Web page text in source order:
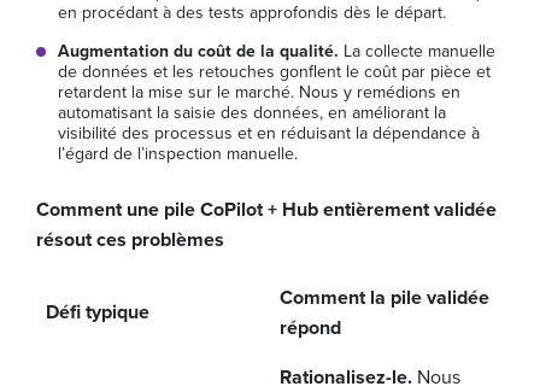
en procédant à des tests approfondis dès le départ.
Augmentation du coût de la qualité. La collecte manuelle
de données et les retouches gonflent le coût par pièce et
retardent la mise sur le marché. Nous y remédions en
automatisant la saisie des données, en améliorant la
visibilité des processus et en réduisant la dépendance à
l’égard de l’inspection manuelle.
Comment une pile CoPilot + Hub entièrement validée
résout ces problèmes
Défi typique
Comment la pile validée
répond
Rationalisez-le. Nous